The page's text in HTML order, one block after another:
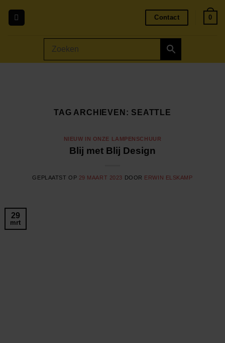
naar
Contact 0
TAG ARCHIEVEN: SEATTLE
NIEUW IN ONZE LAMPENSCHUUR
Blij met Blij Design
GEPLAATST OP 29 MAART 2023 DOOR ERWIN ELSKAMP
29
mrt